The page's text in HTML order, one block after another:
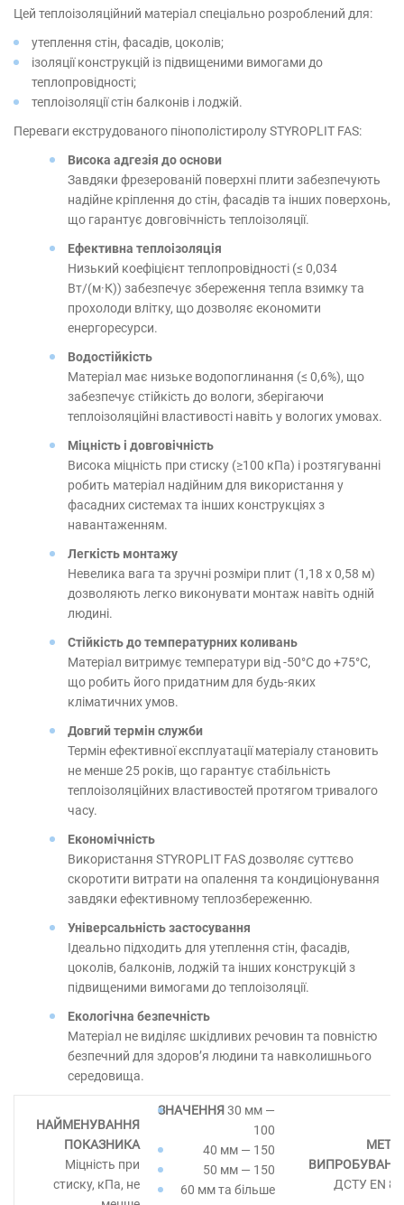
Цей теплоізоляційний матеріал спеціально розроблений для:
утеплення стін, фасадів, цоколів;
ізоляції конструкцій із підвищеними вимогами до
теплопровідності;
теплоізоляції стін балконів і лоджій.
Переваги екструдованого пінополістиролу STYROPLIT FAS:
Висока адгезія до основи
Завдяки фрезерованій поверхні плити забезпечують
надійне кріплення до стін, фасадів та інших поверхонь,
що гарантує довговічність теплоізоляції.
Ефективна теплоізоляція
Низький коефіцієнт теплопровідності (≤ 0,034
Вт/(м·К)) забезпечує збереження тепла взимку та
прохолоди влітку, що дозволяє економити
енергоресурси.
Водостійкість
Матеріал має низьке водопоглинання (≤ 0,6%), що
забезпечує стійкість до вологи, зберігаючи
теплоізоляційні властивості навіть у вологих умовах.
Міцність і довговічність
Висока міцність при стиску (≥100 кПа) і розтягуванні
робить матеріал надійним для використання у
фасадних системах та інших конструкціях з
навантаженням.
Легкість монтажу
Невелика вага та зручні розміри плит (1,18 х 0,58 м)
дозволяють легко виконувати монтаж навіть одній
людині.
Стійкість до температурних коливань
Матеріал витримує температури від -50°C до +75°C,
що робить його придатним для будь-яких
кліматичних умов.
Довгий термін служби
Термін ефективної експлуатації матеріалу становить
не менше 25 років, що гарантує стабільність
теплоізоляційних властивостей протягом тривалого
часу.
Економічність
Використання STYROPLIT FAS дозволяє суттєво
скоротити витрати на опалення та кондиціонування
завдяки ефективному теплозбереженню.
Універсальність застосування
Ідеально підходить для утеплення стін, фасадів,
цоколів, балконів, лоджій та інших конструкцій з
підвищеними вимогами до теплоізоляції.
Екологічна безпечність
Матеріал не виділяє шкідливих речовин та повністю
безпечний для здоров’я людини та навколишнього
середовища.
Міцність при
стиску, кПа, не
30 мм —
100
40 мм — 150
50 мм — 150
60 мм та більше
ДСТУ ЕN